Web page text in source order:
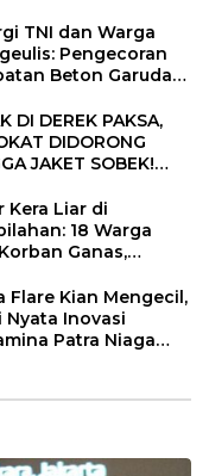
TNI dan Warga
Pengecoran
Beton Garuda
DI DEREK PAKSA,
DIDORONG
JAKET SOBEK!
Kepung Polresta
Kera Liar di
18 Warga
Ganas,
Flare Kian Mengecil,
Nyata Inovasi
Patra Niaga